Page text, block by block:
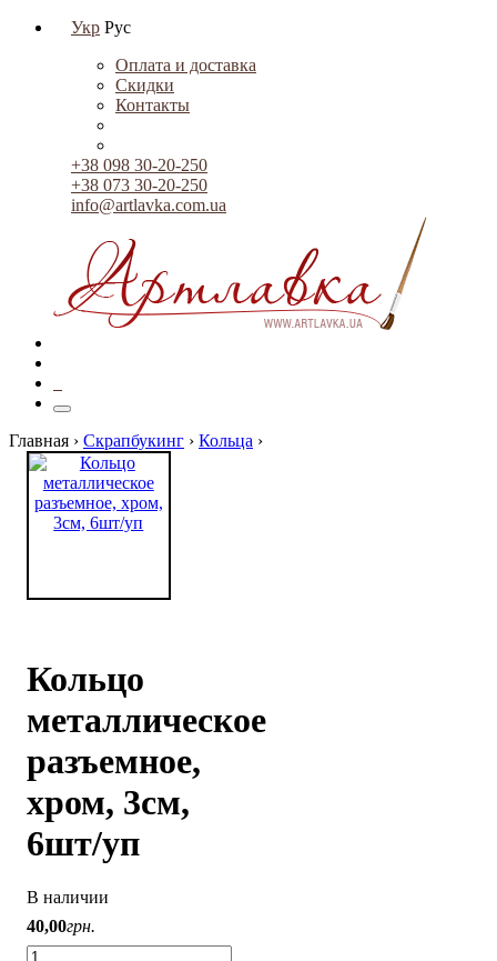
Укр Рус
Оплата и доставка
Скидки
Контакты
+38 098 30-20-250
+38 073 30-20-250
info@artlavka.com.ua
Главная › Скрапбукинг › Кольца ›
Кольцо
металлическое
разъемное,
хром, 3см,
6шт/уп
В наличии
40,00грн.